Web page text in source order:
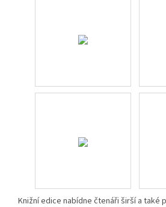
Knižní edice nabídne čtenáři širší a také